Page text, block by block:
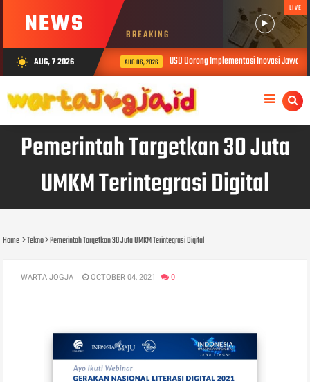
NEWS BREAKING
LIVE
wb_sunny AUG, 7 2026 AUG 06, 2026 USD Dorong Implementasi Inovasi
Pemerintah Targetkan 30 Juta
UMKM Terintegrasi Digital
Home Tekno Pemerintah Targetkan 30 Juta UMKM Terintegrasi Digital
WARTA JOGJA OCTOBER 04, 2021 0